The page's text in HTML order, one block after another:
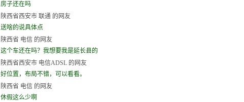
房子还在吗
陕西省西安市 联通 的网友
送啥的说具体点
陕西省 电信 的网友
这个车还在吗？我想要我是延长县的
陕西省西安市 电信ADSL 的网友
好位置，布局不错，可以看看。
陕西省 电信 的网友
休假这么少啊